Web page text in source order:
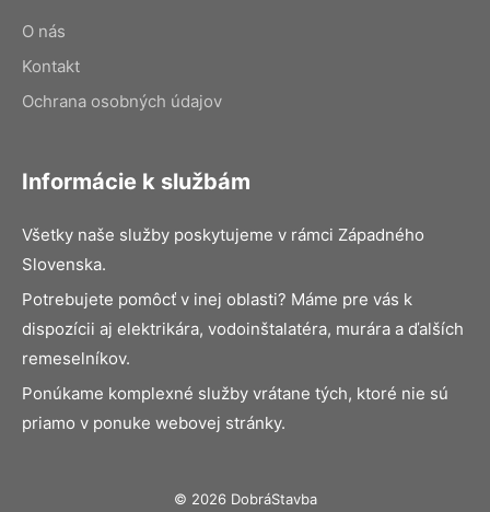
O nás
Kontakt
Ochrana osobných údajov
Informácie k službám
Všetky naše služby poskytujeme v rámci Západného
Slovenska.
Potrebujete pomôcť v inej oblasti? Máme pre vás k
dispozícii aj elektrikára, vodoinštalatéra, murára a ďalších
remeselníkov.
Ponúkame komplexné služby vrátane tých, ktoré nie sú
priamo v ponuke webovej stránky.
© 2026 DobráStavba